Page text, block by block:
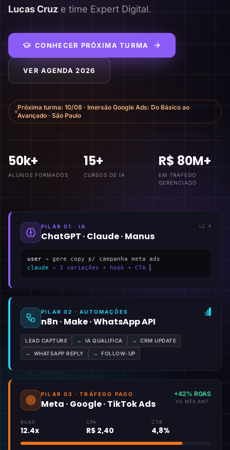
Lucas Cruz e time Expert Digital.
CONHECER PRÓXIMA TURMA
VER AGENDA 2026
Próxima turma: 10/08 · Imersão Google Ads: Do Básico ao
Avançado · São Paulo
50k+
ALUNOS FORMADOS
15+
CURSOS DE IA
R$ 80M+
EM TRÁFEGO
GERENCIADO
PILAR 01 · IA
ChatGPT · Claude · Manus
v2.4
user → gere copy p/ campanha meta ads
claude → 3 variações + hook + CTA
PILAR 02 · AUTOMAÇÕES
n8n · Make · WhatsApp API
LEAD CAPTURE → IA QUALIFICA → CRM UPDATE
→ WHATSAPP REPLY → FOLLOW-UP
PILAR 03 · TRÁFEGO PAGO
Meta · Google · TikTok Ads
+42% ROAS
VS MÊS ANT.
ROAS
12.4x
CPA
R$ 2,40
CTR
4,8%